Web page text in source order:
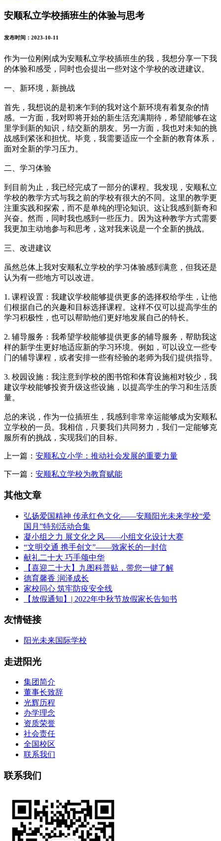
安顺私立学校插班生的体验与思考
发布时间：2023-10-11
作为一位刚刚成为安顺私立学校插班生的我，我想分享一下我
的体验和感受，同时也会提出一些对这个学校的改进建议。
一、新环境，新挑战
首先，我想说的是初来乍到的我对这个新环境有着复杂的情
感。一方面，我对即将开始的新生活充满期待，希望能够在这
里学到新的知识，结交新的朋友。另一方面，我也对未知的挑
战感到紧张和担忧。毕竟，我需要适应一个全新的教育体系，
面对全新的学习压力。
二、学习体验
到目前为止，我已经完成了一部分的课程。我发现，安顺私立
学校的教学方式与我之前的学校有很大的不同。这里的教学更
注重实践和探索，而不是单纯的理论知识。这让我感到新奇和
兴奋。然而，同时我也感到一些压力。因为这种教学方式需要
我更加主动地参与和思考，这对我来说是一个全新的挑战。
三、改进建议
虽然总体上我对安顺私立学校的学习体验感到满意，但我还是
认为有一些地方可以改进。
1. 课程设置：我建议学校能够提供更多的选择权给学生，让他
们根据自己的兴趣和目标选择课程。这样不仅可以提高学生的
学习积极性，也可以帮助他们更好地发展自己的特长。
2. 辅导服务：我希望学校能够提供更多的辅导服务，帮助我这
样的新学生更好地适应新的学习环境。例如，可以设立一些专
门的辅导课程，或者安排一些有经验的老师为我们提供指导。
3. 校园设施：我注意到学校的图书馆和体育设施相对较少，我
建议学校能够投资升级这些设施，以提高学生的学习和生活质
量。
总的来说，作为一位插班生，我感到非常幸运能够成为安顺私
立学校的一员。我相信，只要我们共同努力，我们一定能够克
服所有的挑战，实现我们的目标。
上一篇： 安顺私立小学：推动社会发展的重要力量
下一篇： 安顺私立学校为教育赋能
其他文章
弘扬爱国精神 传承红色文化——安顺阳光未来学校“爱
国月”特别活动合集
凝小组之力 展文化之风——小组文化设计大赛
“文明交通 携手创文”——致家长的一封信
献礼二十大 巧手颂中华
【喜迎二十大】九图科普贴，带您一键了解
德育馨香 润泽成长
家校同心 筑牢防疫安全线
【放假通知】| 2022年中秋节放假家长告知书
友情链接
阳光未来国际学校
走进阳光
集团简介
董事长致辞
光辉历程
办学理念
资质荣誉
社会责任
全国校区
联系我们
联系我们